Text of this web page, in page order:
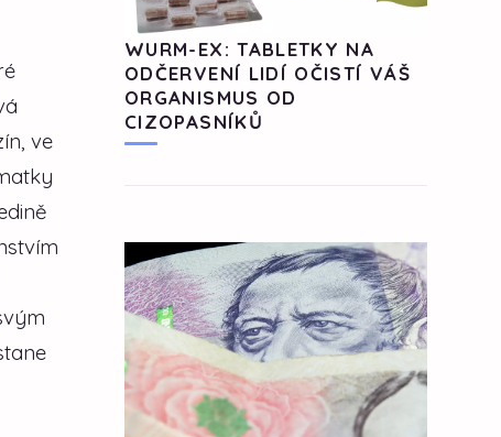
ve
WURM-EX: TABLETKY NA
ODČERVENÍ LIDÍ OČISTÍ VÁŠ
ORGANISMUS OD
CIZOPASNÍKŮ